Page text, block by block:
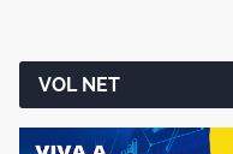
VOL NET